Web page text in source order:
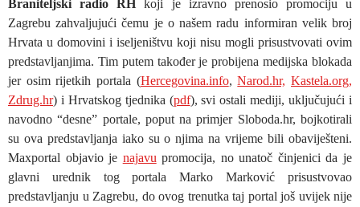
Braniteljski radio RH koji je izravno prenosio promociju u
Zagrebu zahvaljujući čemu je o našem radu informiran velik broj
Hrvata u domovini i iseljeništvu koji nisu mogli prisustvovati ovim
predstavljanjima. Tim putem također je probijena medijska blokada
jer osim rijetkih portala (Hercegovina.info,Narod.hr, Kastela.org,
Zdrug.hr) i Hrvatskog tjednika (pdf), svi ostali mediji, uključujući i
navodno “desne” portale, poput na primjer Sloboda.hr, bojkotirali
su ova predstavljanja iako su o njima na vrijeme bili obaviješteni.
Maxportal objavio je najavu promocija, no unatoč činjenici da je
glavni urednik tog portala Marko Marković prisustvovao
predstavljanju u Zagrebu, do ovog trenutka taj portal još uvijek nije